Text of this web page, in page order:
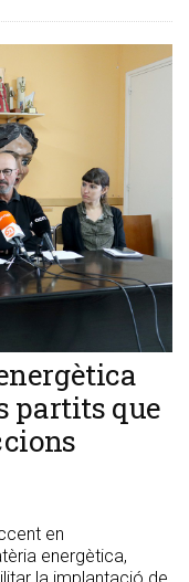
partits que
en
energètica,